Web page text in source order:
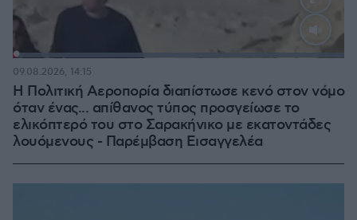
Η Πολιτική Αεροπορία διαπίστωσε κενό στον νόμο
όταν ένας... απίθανος τύπος προσγείωσε το
ελικόπτερό του στο Σαρακήνικο με εκατοντάδες
λουόμενους - Παρέμβαση Εισαγγελέα
09.08.2026, 14:15